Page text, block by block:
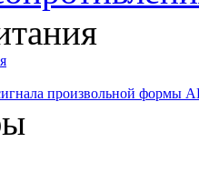
произвольной формы